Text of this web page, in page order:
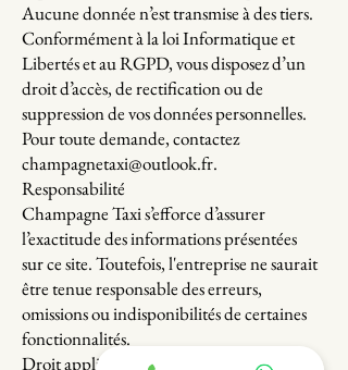
Aucune donnée n’est transmise à des tiers.
Conformément à la loi Informatique et
Libertés et au RGPD, vous disposez d’un
droit d’accès, de rectification ou de
suppression de vos données personnelles.
Pour toute demande, contactez
champagnetaxi@outlook.fr.
Responsabilité
Champagne Taxi s’efforce d’assurer
l’exactitude des informations présentées
sur ce site. Toutefois, l'entreprise ne saurait
être tenue responsable des erreurs,
omissions ou indisponibilités de certaines
fonctionnalités.
Droit applicable